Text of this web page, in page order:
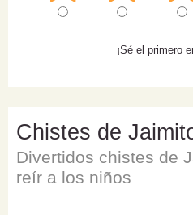
¡Sé el primero
Chistes de
Divertidos chistes de
reír a los niños